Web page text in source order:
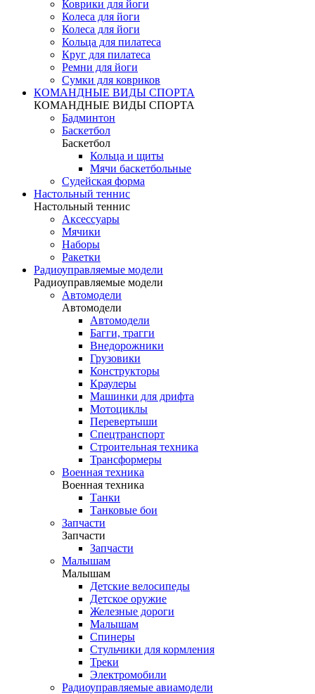
Коврики для йоги
Колеса для йоги
Колеса для йоги
Кольца для пилатеса
Круг для пилатеса
Ремни для йоги
Сумки для ковриков
КОМАНДНЫЕ ВИДЫ СПОРТА
КОМАНДНЫЕ ВИДЫ СПОРТА
Бадминтон
Баскетбол
Баскетбол
Кольца и щиты
Мячи баскетбольные
Судейская форма
Настольный теннис
Настольный теннис
Аксессуары
Мячики
Наборы
Ракетки
Радиоуправляемые модели
Радиоуправляемые модели
Автомодели
Автомодели
Автомодели
Багги, трагги
Внедорожники
Грузовики
Конструкторы
Краулеры
Машинки для дрифта
Мотоциклы
Перевертыши
Спецтранспорт
Строительная техника
Трансформеры
Военная техника
Военная техника
Танки
Танковые бои
Запчасти
Запчасти
Запчасти
Малышам
Малышам
Детские велосипеды
Детское оружие
Железные дороги
Малышам
Спинеры
Стульчики для кормления
Треки
Электромобили
Радиоуправляемые авиамодели